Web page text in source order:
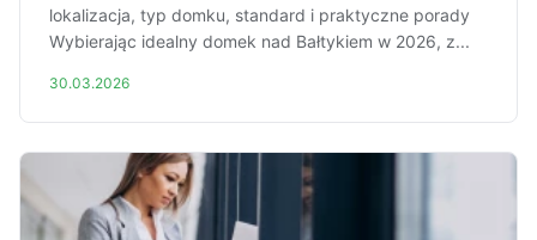
lokalizacja, typ domku, standard i praktyczne porady
Wybierając idealny domek nad Bałtykiem w 2026, z...
30.03.2026